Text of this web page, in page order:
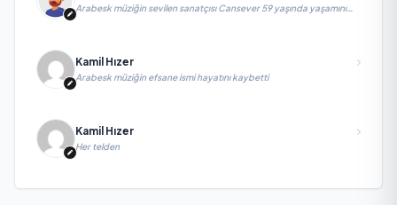
Arabesk müziğin sevilen sanatçısı Cansever 59 yaşında yaşamını
Kamil Hızer
Arabesk müziğin efsane ismi hayatını kaybetti
Kamil Hızer
Her telden